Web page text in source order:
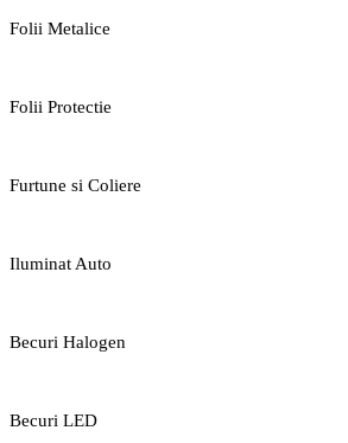
Folii Metalice
Folii Protectie
Furtune si Coliere
Iluminat Auto
Becuri Halogen
Becuri LED